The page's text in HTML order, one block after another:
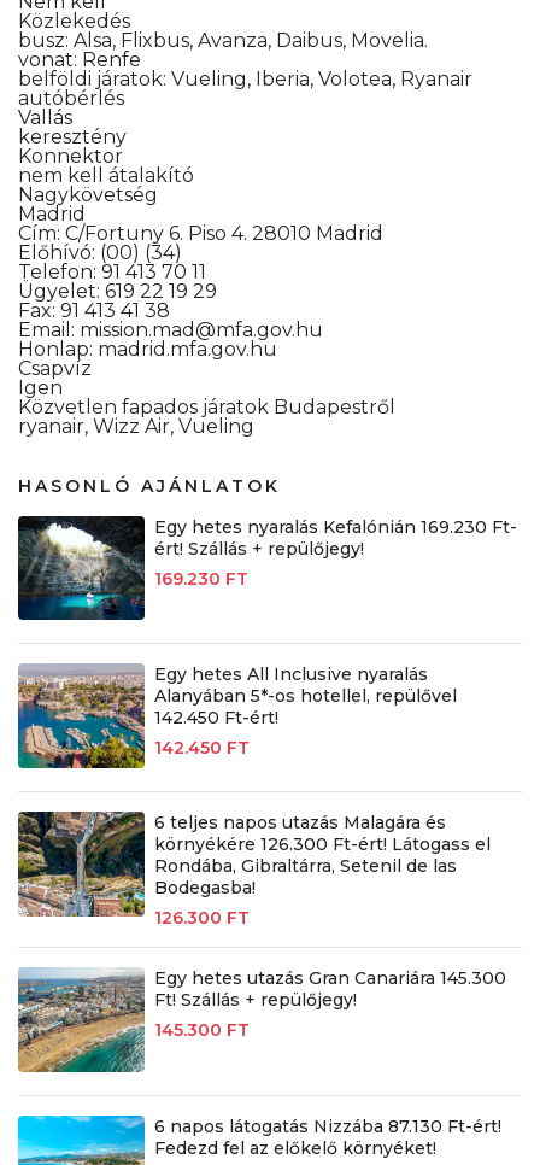
Közlekedés
busz: Alsa, Flixbus, Avanza, Daibus, Movelia.
vonat: Renfe
belföldi járatok: Vueling, Iberia, Volotea, Ryanair
autóbérlés
Vallás
keresztény
Konnektor
nem kell átalakító
Nagykövetség
Madrid
Cím: C/Fortuny 6. Piso 4. 28010 Madrid
Előhívó: (00) (34)
Telefon: 91 413 70 11
Ügyelet: 619 22 19 29
Fax: 91 413 41 38
Email: mission.mad@mfa.gov.hu
Honlap: madrid.mfa.gov.hu
Csapvíz
Igen
Közvetlen fapados járatok Budapestről
ryanair, Wizz Air, Vueling
HASONLÓ AJÁNLATOK
Egy hetes nyaralás Kefalónián 169.230 Ft-
ért! Szállás + repülőjegy!
169.230 FT
Egy hetes All Inclusive nyaralás
Alanyában 5*-os hotellel, repülővel
142.450 Ft-ért!
142.450 FT
6 teljes napos utazás Malagára és
környékére 126.300 Ft-ért! Látogass el
Rondába, Gibraltárra, Setenil de las
Bodegasba!
126.300 FT
Egy hetes utazás Gran Canariára 145.300
Ft! Szállás + repülőjegy!
145.300 FT
6 napos látogatás Nizzába 87.130 Ft-ért!
Fedezd fel az előkelő környéket!